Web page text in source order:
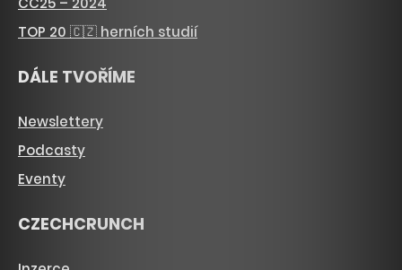
TOP 20 🇨🇿 herních studií
DÁLE TVOŘÍME
Newslettery
Podcasty
Eventy
CZECHCRUNCH